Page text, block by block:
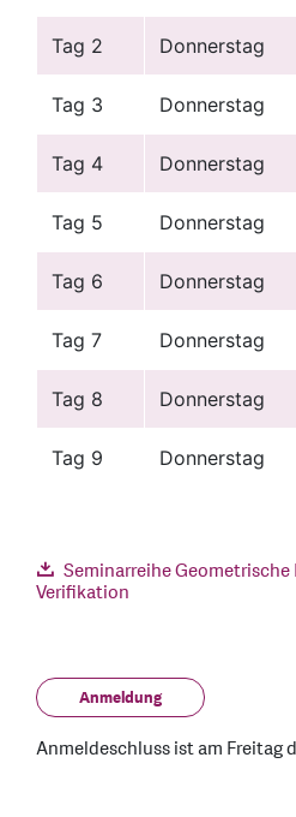
Tag 2 Donnerstag
Tag 3 Donnerstag
Tag 4 Donnerstag
Tag 5 Donnerstag
Tag 6 Donnerstag
Tag 7 Donnerstag
Tag 8 Donnerstag
Tag 9 Donnerstag
Seminarreihe
Verifikation
Anmeldung
Anmeldeschluss ist am Freitag